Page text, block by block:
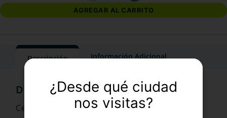
AGREGAR AL CARRITO
Descripción Información Adicional
Cefalexina P.A. Over blister 10 Tabletas 500 mg
¿Desde qué ciudad
nos visitas?